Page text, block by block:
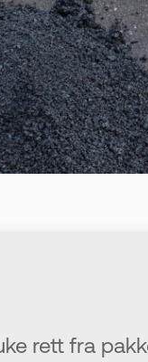
rett fra